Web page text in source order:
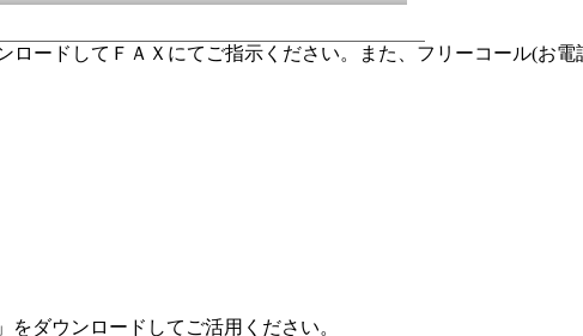
ードしてＦＡＸにてご指示ください。また、フリーコール(お
ダウンロードしてご活用ください。